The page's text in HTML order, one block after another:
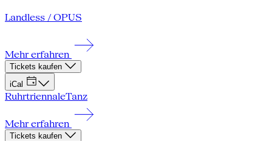
Landless / OPUS
Mehr erfahren
Tickets kaufen
iCal
RuhrtriennaleTanz
Mehr erfahren
Tickets kaufen